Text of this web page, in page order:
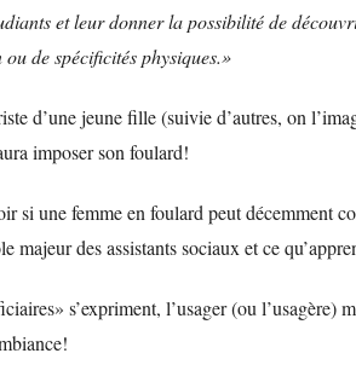
et leur donner la possibilité de
de spécificités physiques.»
d’une jeune fille (suivie d’autres, on
imposer son foulard!
si une femme en foulard peut décemment
des assistants sociaux et ce
s’expriment, l’usager (ou l’usagère)